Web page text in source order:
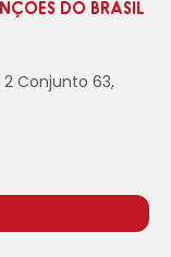
DO BRASIL
2 Conjunto 63,